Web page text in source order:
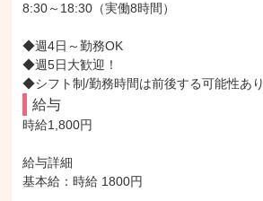
8:30～18:30（実働8時間）
◆週4日～勤務OK
◆週5日大歓迎！
◆シフト制/勤務時間は前後する可能性あり
給与
時給1,800円
給与詳細
基本給：時給 1800円